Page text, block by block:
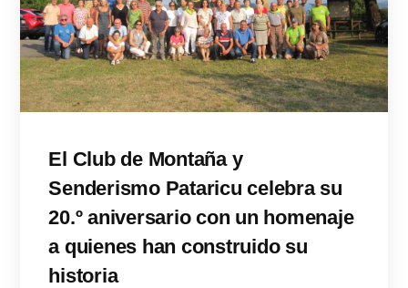
El Club de Montaña y
Senderismo Pataricu celebra su
20.º aniversario con un homenaje
a quienes han construido su
historia